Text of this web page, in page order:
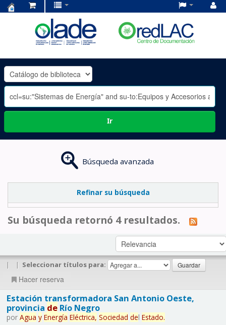
OLADE
-
Ir
Búsqueda avanzada
Refinar su búsqueda
Su búsqueda retornó 4 resultados.
| | Seleccionar títulos para:
Hacer reserva
Estación transformadora San Antonio Oeste,
provincia deRío Negro
por Agua y Energía Eléctrica, Sociedad del Estado.